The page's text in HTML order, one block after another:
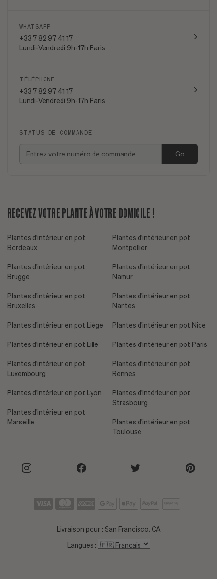
WHATSAPP
+33 7 82 97 41 17
Lundi-Vendredi 9h-17h Paris
TÉLÉPHONE
+33 7 82 97 41 17
Lundi-Vendredi 9h-17h Paris
STATUS DE COMMANDE
Go
RECEVEZ VOTRE PLANTE À VOTRE DOMICILE !
Plantes d'intérieur en pot
Bordeaux
Plantes d'intérieur en pot
Brugge
Plantes d'intérieur en pot
Bruxelles
Plantes d'intérieur en pot Liège
Plantes d'intérieur en pot Lille
Plantes d'intérieur en pot
Luxembourg
Plantes d'intérieur en pot Lyon
Plantes d'intérieur en pot
Marseille
Plantes d'intérieur en pot
Montpellier
Plantes d'intérieur en pot
Namur
Plantes d'intérieur en pot
Nantes
Plantes d'intérieur en pot Nice
Plantes d'intérieur en pot Paris
Plantes d'intérieur en pot
Rennes
Plantes d'intérieur en pot
Strasbourg
Plantes d'intérieur en pot
Toulouse
Livraison pour : San Francisco, CA
Langues :